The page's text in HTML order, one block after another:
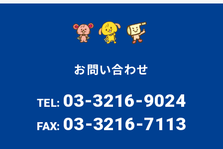
お問い合わせ
TEL: 03-3216-9024
FAX: 03-3216-7113